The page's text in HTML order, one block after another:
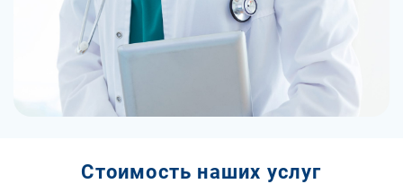
Стоимость наших услуг